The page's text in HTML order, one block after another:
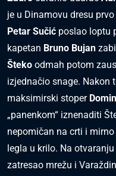
je u Dinamovu dresu
Petar Sučić poslao loptu
kapetan Bruno Bujan
Šteko odmah potom
izjednačio snage. Nakon
maksimirski stoper
„panenkom“ iznenaditi
nepomičan na crti i
legla u krilo. Na
zatresao mrežu i